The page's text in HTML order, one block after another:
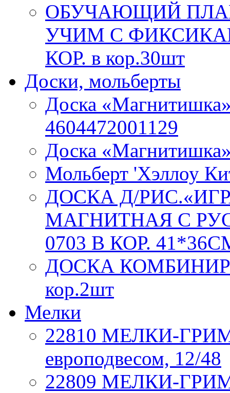
ОБУЧАЮЩИЙ
УЧИМ С
КОР. в кор.30шт
Доски, мольберты
Доска
4604472001129
Доска
Мольберт 'Хэллоу
ДОСКА Д/
МАГНИТНАЯ С
0703 В КОР.
ДОСКА
кор.2шт
Мелки
22810 МЕЛКИ-ГРИМ,
европодвесом, 12/48
22809 МЕЛКИ-ГРИМ,